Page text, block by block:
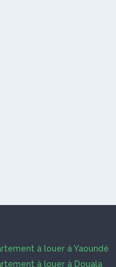
à louer à Yaoundé
à louer à Douala